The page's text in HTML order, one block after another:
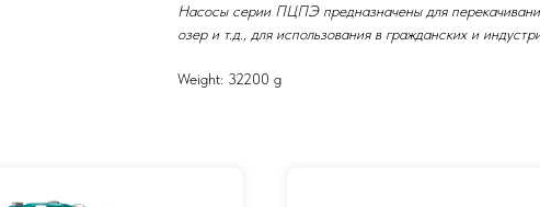
Насосы серии ПЦПЭ предназначены для
озер и т.д., для использования в гражданских и
Weight: 32200 g